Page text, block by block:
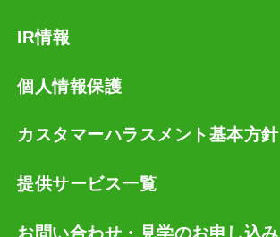
IR情報
個人情報保護
カスタマーハラスメント基本方針
提供サービス一覧
お問い合わせ・見学のお申し込み